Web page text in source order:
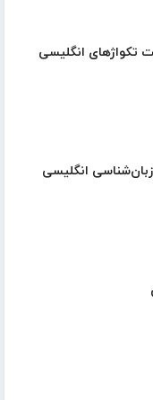
تکواژهای انگلیسی
انگلیسی